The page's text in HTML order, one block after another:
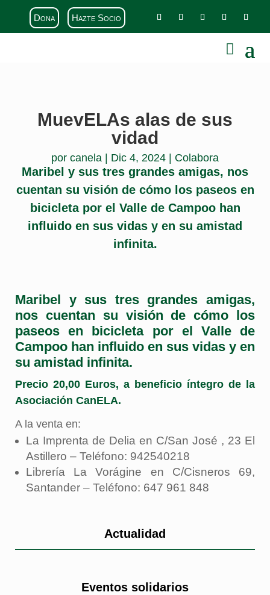
Dona Hazte Socio
MuevELAs alas de sus
vidad
por canela Dic 4, 2024 Colabora
Maribel y sus tres grandes amigas, nos
cuentan su visión de cómo los paseos en
bicicleta por el Valle de Campoo han
influido en sus vidas y en su amistad
infinita.
Maribel y sus tres grandes amigas,
nos cuentan su visión de cómo los
paseos en bicicleta por el Valle de
Campoo han influido en sus vidas y en
su amistad infinita.
Precio 20,00 Euros, a beneficio íntegro de la
Asociación CanELA.
A la venta en:
La Imprenta de Delia en C/San José , 23 El
Astillero – Teléfono: 942540218
Librería La Vorágine en C/Cisneros 69,
Santander – Teléfono: 647 961 848
Actualidad
Eventos solidarios